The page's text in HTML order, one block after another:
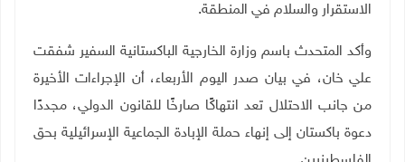
الاستقرار والسلام في المنطقة.
وأكد المتحدث باسم وزارة الخارجية الباكستانية السفير شفقت
علي خان، في بيان صدر اليوم الأربعاء، أن الإجراءات الأخيرة
من جانب الاحتلال تعد انتهاكًا صارخًا للقانون الدولي، مجددًا
دعوة باكستان إلى إنهاء حملة الإبادة الجماعية الإسرائيلية بحق